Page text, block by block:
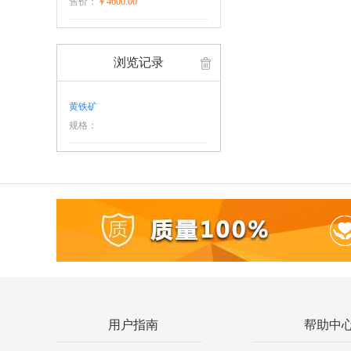
浏览记录
黄铁矿
规格：
用户指南 帮助中